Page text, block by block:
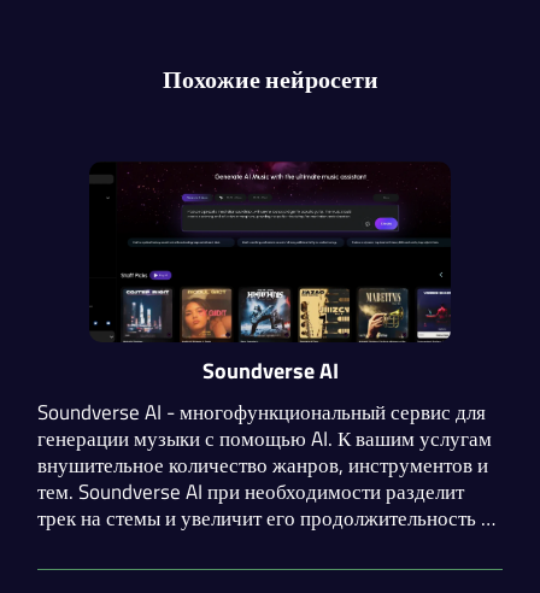
Похожие нейросети
Soundverse AI
Soundverse AI - многофункциональный сервис для
генерации музыки с помощью AI. К вашим услугам
внушительное количество жанров, инструментов и
тем. Soundverse AI при необходимости разделит
трек на стемы и увеличит его продолжительность на
наличие функции улучшения промпта.